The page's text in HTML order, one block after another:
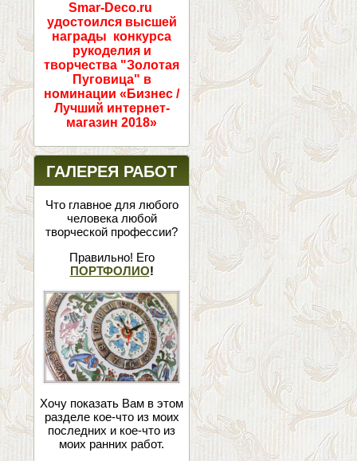
Smar-Deco.ru
удостоился высшей
награды конкурса
рукоделия и
творчества "Золотая
Пуговица" в
номинации «Бизнес /
Лучший интернет-
магазин 2018»
ГАЛЕРЕЯ РАБОТ
Что главное для любого
человека любой
творческой профессии?
Правильно! Его
ПОРТФОЛИО!
Хочу показать Вам в этом
разделе кое-что из моих
последних и кое-что из
моих ранних работ.